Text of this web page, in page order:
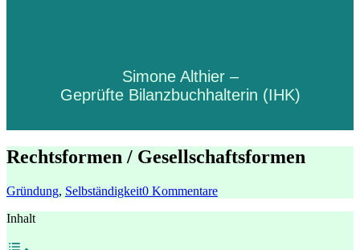
Simone Althier –
Geprüfte Bilanzbuchhalterin (IHK)
Rechtsformen / Gesellschaftsformen
Gründung, Selbständigkeit0 Kommentare
Inhalt